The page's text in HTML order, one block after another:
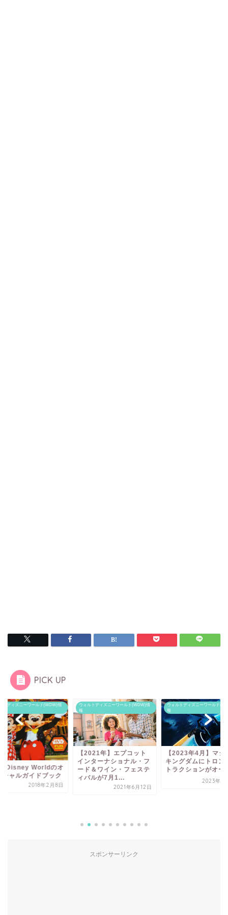
PICK UP
トディズニーワールド(WDW)情
Disney Worldのオ
シャルガイドブック
2018年2月8日
ウォルトディズニーワールド(WDW)情
報
【2021年】エプコット
インターナショナル・フ
ード＆ワイン・フェステ
ィバルが7月1...
2021年6月12日
ウォルトディズニーワールド
報
【2023年4月】マジ
キングダムにトロン
トラクションがオー
2023年1
スポンサーリンク